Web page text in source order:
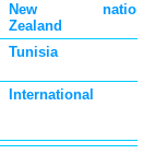
New
Zealand
national
Tunisia
International